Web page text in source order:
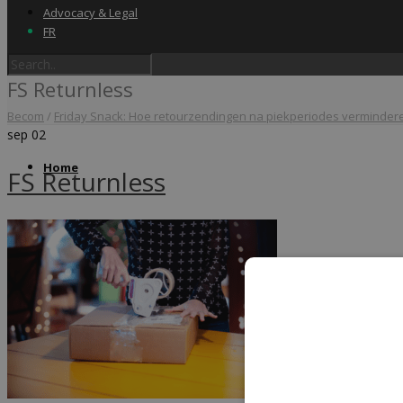
Home
Label & audits
Becom Trustmark
Security Scan
Cookiescan
Advocacy & Legal
FR
FS Returnless
Becom / Friday Snack: Hoe retourzendingen na piekperiodes
sep 02
FS Returnless